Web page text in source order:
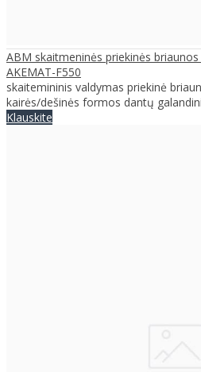
ABM skaitmeninės priekinės
AKEMAT-F550
skaitemininis valdymas priekinė
kairės/dešinės formos dantų
Klauskite